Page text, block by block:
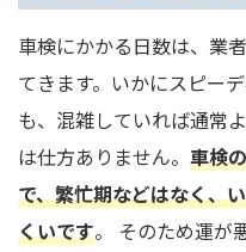
車検にかかる日数は、業
てきます。いかにスピー
も、混雑していれば通常
は仕方ありません。 車検
で、繁忙期などはなく、
くいです。 そのため運が